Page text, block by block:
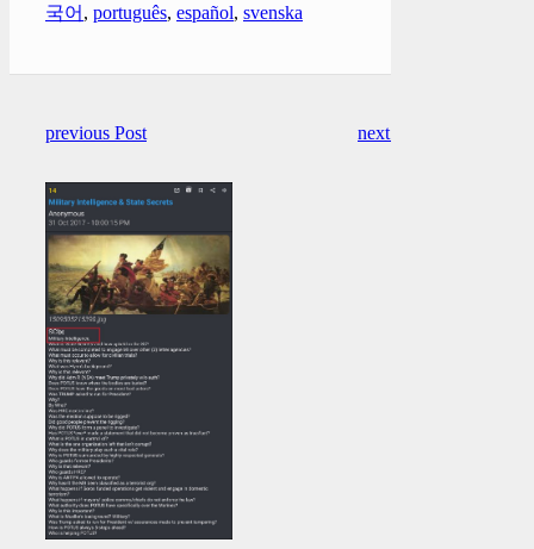
국어 , português, español, svenska
previous Post next Post